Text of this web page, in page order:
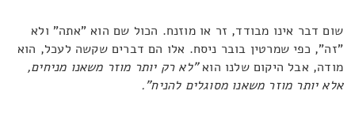
שום דבר אינו מבודד, זר או מוזנח. הכול שם הוא "אתה" ולא
"זה", כפי שמרטין בובר ניסח. אלו הם דברים שקשה לעכל, הוא
מודה, אבל היקום שלנו הוא"לא רק יותר מוזר משאנו מניחים,
אלא יותר מוזר משאנו מסוגלים להניח".